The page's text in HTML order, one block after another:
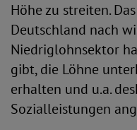
Höhe zu streiten.
Deutschland nach
Niedriglohnsektor
gibt, die Löhne
erhalten und u.a.
Sozialleistungen